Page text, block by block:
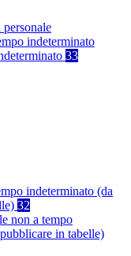
indeterminato
33
indeterminato (da
32
non a tempo
in tabelle)